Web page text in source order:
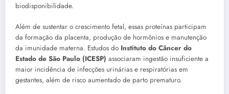
biodisponibilidade.
Além de sustentar o crescimento fetal, essas proteínas participam
da formação da placenta, produção de hormônios e manutenção
da imunidade materna. Estudos do Instituto do Câncer do
Estado de São Paulo (ICESP) associaram ingestão insuficiente a
maior incidência de infecções urinárias e respiratórias em
gestantes, além de risco aumentado de parto prematuro.